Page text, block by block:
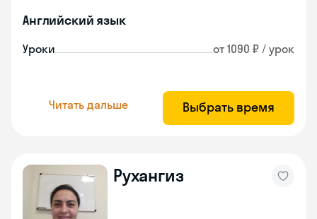
Английский язык
Уроки от 1090 ₽ / урок
Читать дальше Выбрать время
Рухангиз